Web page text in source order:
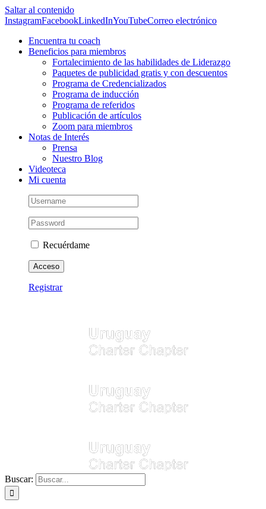
Saltar al contenido
InstagramFacebookLinkedInYouTubeCorreo electrónico
Encuentra tu coach
Beneficios para miembros
Fortalecimiento de las habilidades de Liderazgo
Paquetes de publicidad gratis y con descuentos
Programa de Credencializados
Programa de inducción
Programa de referidos
Publicación de artículos
Zoom para miembros
Notas de Interés
Prensa
Nuestro Blog
Videoteca
Mi cuenta
Recuérdame
Registrar
Buscar: